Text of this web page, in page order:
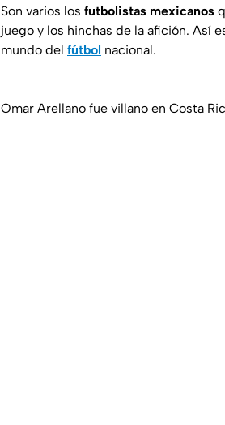
Son varios los futbolistas mexicanos
juego y los hinchas de la afición. Así
mundo del fútbol nacional.
Omar Arellano fue villano en Costa